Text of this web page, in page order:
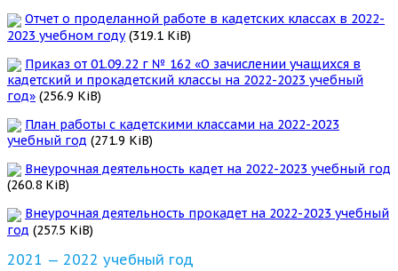
Отчет о проделанной работе в кадетских классах в 2022-
2023 учебном году(319.1 KiB)
Приказ от 01.09.22 г № 162 «О зачислении учащихся в
кадетский и прокадетский классы на 2022-2023 учебный
год» (256.9 KiB)
План работы с кадетскими классами на 2022-2023
учебный год (271.9 KiB)
Внеурочная деятельность кадет на 2022-2023 учебный год
(260.8 KiB)
Внеурочная деятельность прокадет на 2022-2023 учебный
год (257.5 KiB)
2021 — 2022 учебный год